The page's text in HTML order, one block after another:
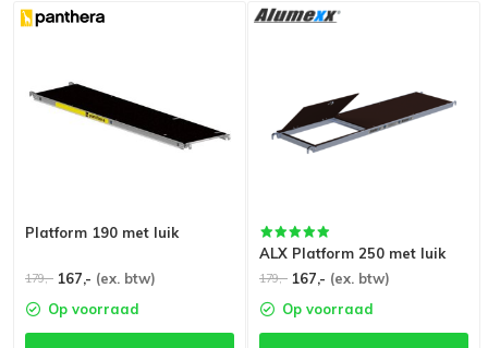
Platform 190 met luik
179,- 167,- (ex. btw)
Op voorraad
ALX Platform 250 met luik
179,- 167,- (ex. btw)
Op voorraad